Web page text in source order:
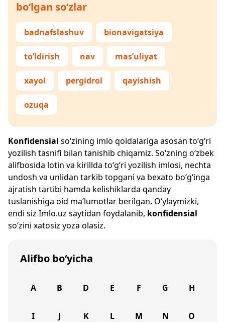
bo‘lgan so‘zlar
badnafslashuv bionavigatsiya
to‘ldirish nav mas’uliyat
xayol pergidrol qayishish
ozuqa
Konfidensial so‘zining imlo qoidalariga asosan to‘g‘ri
yozilish tasnifi bilan tanishib chiqamiz. So‘zning o‘zbek
alifbosida lotin va kirillda to‘g‘ri yozilish imlosi, nechta
undosh va unlidan tarkib topgani va bexato bo‘g‘inga
ajratish tartibi hamda kelishiklarda qanday
tuslanishiga oid ma’lumotlar berilgan. O‘ylaymizki,
endi siz Imlo.uz saytidan foydalanib, konfidensial
so‘zini xatosiz yoza olasiz.
Alifbo bo‘yicha
A B D E F G H
I J K L M N O